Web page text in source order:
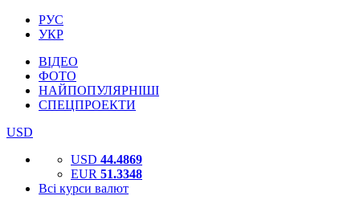
РУС
УКР
ВІДЕО
ФОТО
НАЙПОПУЛЯРНІШІ
СПЕЦПРОЕКТИ
USD
USD 44.4869
EUR 51.3348
Всі курси валют